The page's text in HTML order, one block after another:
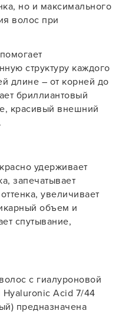
но и максимального
волос при
структуру каждого
длине – от корней до
бриллиантовый
красивый внешний
удерживает
запечатывает
увеличивает
объем и
спутывание,
с гиалуроновой
Hyaluronic Acid 7/44
предназначена
Market для Android